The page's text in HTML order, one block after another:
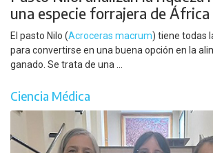
una especie forrajera de África
El pasto Nilo (Acroceras macrum) tiene todas
para convertirse en una buena opción en la
ganado. Se trata de una ...
Ciencia Médica